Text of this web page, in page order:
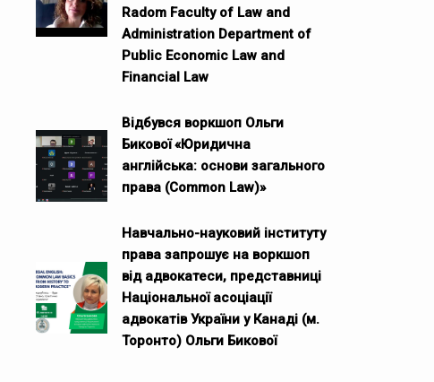
Radom Faculty of Law and
Administration Department of
Public Economic Law and
Financial Law
Відбувся воркшоп Ольги
Бикової «Юридична
англійська: основи загального
права (Common Law)»
Навчально-науковий інституту
права запрошує на воркшоп
від адвокатеси, представниці
Національної асоціації
адвокатів України у Канаді (м.
Торонто) Ольги Бикової